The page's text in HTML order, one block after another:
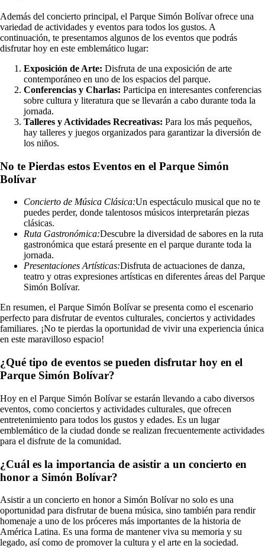
Además del concierto principal, el Parque Simón Bolívar ofrece una
variedad de actividades y eventos para todos los gustos. A
continuación, te presentamos algunos de los eventos que podrás
disfrutar hoy en este emblemático lugar:
Exposición de Arte: Disfruta de una exposición de arte
contemporáneo en uno de los espacios del parque.
Conferencias y Charlas: Participa en interesantes conferencias
sobre cultura y literatura que se llevarán a cabo durante toda la
jornada.
Talleres y Actividades Recreativas: Para los más pequeños,
hay talleres y juegos organizados para garantizar la diversión de
los niños.
No te Pierdas estos Eventos en el Parque Simón
Bolívar
Concierto de Música Clásica:Un espectáculo musical que no te
puedes perder, donde talentosos músicos interpretarán piezas
clásicas.
Ruta Gastronómica:Descubre la diversidad de sabores en la ruta
gastronómica que estará presente en el parque durante toda la
jornada.
Presentaciones Artísticas:Disfruta de actuaciones de danza,
teatro y otras expresiones artísticas en diferentes áreas del Parque
Simón Bolívar.
En resumen, el Parque Simón Bolívar se presenta como el escenario
perfecto para disfrutar de eventos culturales, conciertos y actividades
familiares. ¡No te pierdas la oportunidad de vivir una experiencia única
en este maravilloso espacio!
¿Qué tipo de eventos se pueden disfrutar hoy en el
Parque Simón Bolívar?
Hoy en el Parque Simón Bolívar se estarán llevando a cabo diversos
eventos, como conciertos y actividades culturales, que ofrecen
entretenimiento para todos los gustos y edades. Es un lugar
emblemático de la ciudad donde se realizan frecuentemente actividades
para el disfrute de la comunidad.
¿Cuál es la importancia de asistir a un concierto en
honor a Simón Bolívar?
Asistir a un concierto en honor a Simón Bolívar no solo es una
oportunidad para disfrutar de buena música, sino también para rendir
homenaje a uno de los próceres más importantes de la historia de
América Latina. Es una forma de mantener viva su memoria y su
legado, así como de promover la cultura y el arte en la sociedad.